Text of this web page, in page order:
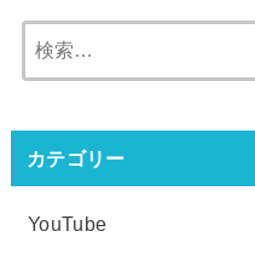
カテゴリー
YouTube